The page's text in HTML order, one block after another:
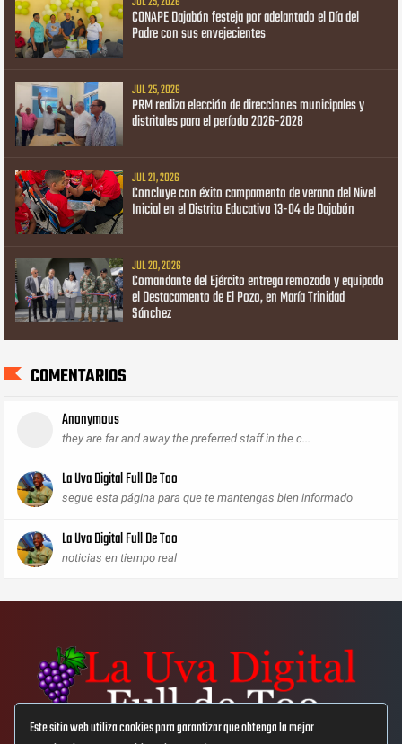
Este sitio web utiliza cookies para garantizar que obtenga la mejor
CONAPE Dajabón festeja por adelantado el Día del
Padre con sus envejecientes
JUL 25, 2026
PRM realiza elección de direcciones municipales y
distritales para el período 2026-2028
JUL 21, 2026
Concluye con éxito campamento de verano del Nivel
Inicial en el Distrito Educativo 13-04 de Dajabón
JUL 20, 2026
Comandante del Ejército entrega remozado y equipado
el Destacamento de El Pozo, en María Trinidad
Sánchez
COMENTARIOS
Anonymous
they are far and away the preferred staff in the c...
La Uva Digital Full De Too
segue esta página para que te mantengas bien informado
La Uva Digital Full De Too
noticias en tiempo real